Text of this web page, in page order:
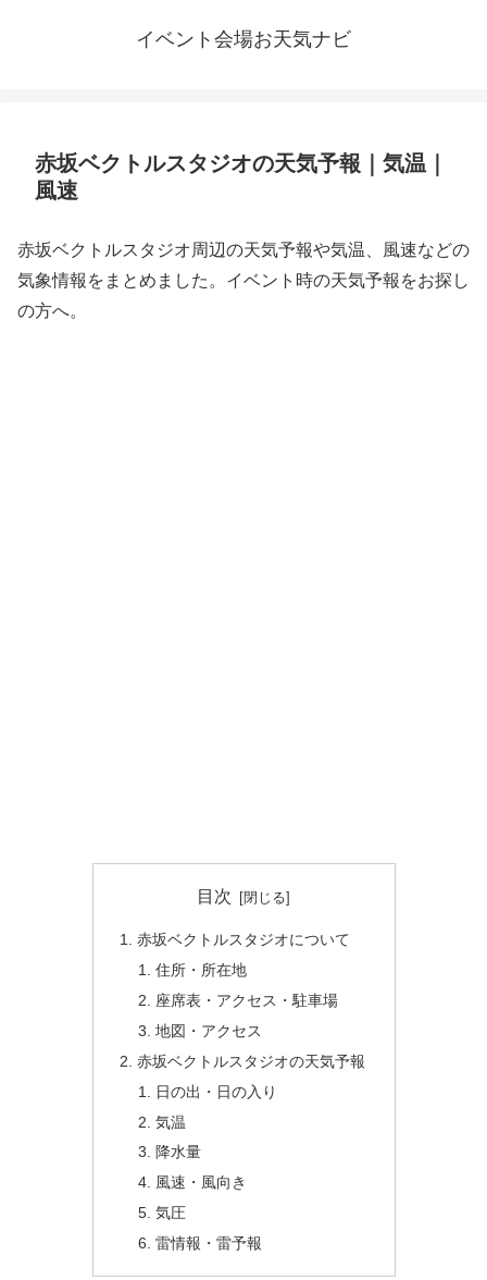
イベント会場お天気ナビ
赤坂ベクトルスタジオの天気予報｜気温｜
風速
赤坂ベクトルスタジオ周辺の天気予報や気温、風速などの
気象情報をまとめました。イベント時の天気予報をお探し
の方へ。
目次
赤坂ベクトルスタジオについて
住所・所在地
座席表・アクセス・駐車場
地図・アクセス
赤坂ベクトルスタジオの天気予報
日の出・日の入り
気温
降水量
風速・風向き
気圧
雷情報・雷予報